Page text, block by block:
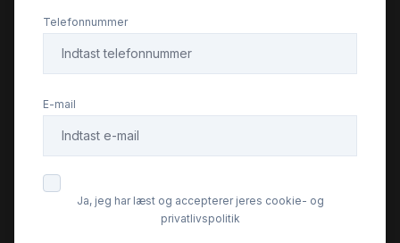
Fartpilot
Telefonnummer
E-mail
Ja, jeg har læst og accepterer jeres cookie- og
privatlivspolitik